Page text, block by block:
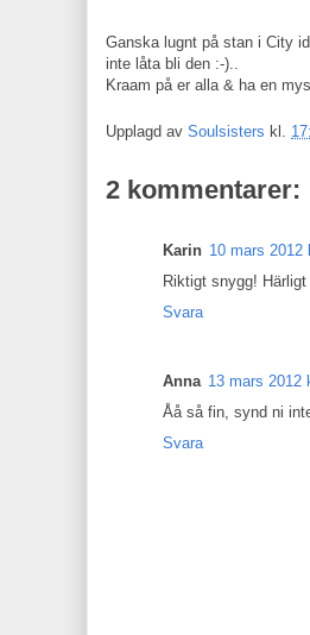
Ganska lugnt på stan i City
inte låta bli den :-)..
Kraam på er alla & ha en
Upplagd av Soulsisters kl.
2 kommentarer:
Karin 10 mars 2012
Riktigt snygg!
Svara
Anna 13 mars 2012
Åå så fin, synd ni
Svara